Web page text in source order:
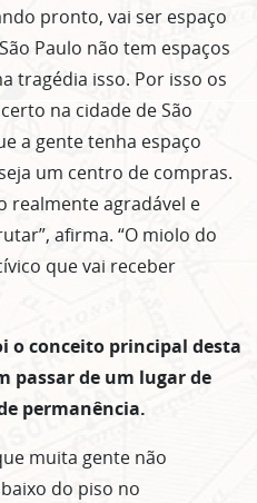
pronto, vai ser espaço
Paulo não tem espaços
tragédia isso. Por isso os
na cidade de São
a gente tenha espaço
um centro de compras.
realmente agradável e
afirma. “O miolo do
que vai receber
o conceito principal desta
passar de um lugar de
permanência.
muita gente não
do piso no